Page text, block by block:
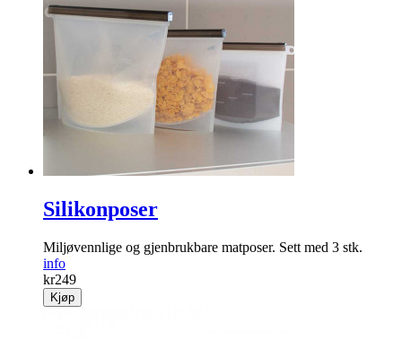
Silikonposer
Miljøvennlige og gjenbrukbare matposer. Sett med 3 stk.
info
kr249
Kjøp